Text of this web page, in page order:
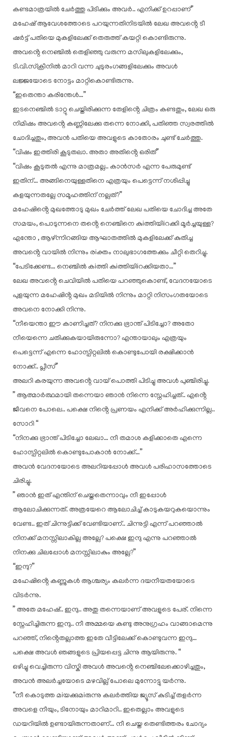
കണ്ടമാത്രയിൽ ചേർത്തു പിടിക്കും അവർ.. എനിക്ക് ഉറപ്പാണ്”
മഹേഷ് ആവേശത്തോടെ പറയുന്നതിനിടയിൽ ലേഖ അവൻ്റെ ടീ
ഷർട്ട് പതിയെ മുകളിലേക്ക് തെരുത്ത് കയറ്റി കൊണ്ടിരുന്നു.
അവൻ്റെ നെഞ്ചിൽ തെളിഞ്ഞു വരുന്ന മസിലുകളിലേക്കും,
ടി.വി.സ്ക്രീനിൽ മാറി വന്ന ചുടുരംഗങ്ങളിലേക്കും അവൾ
ലജ്ജയോടെ നോട്ടം മാറ്റികൊണ്ടിരുന്നു.
“ഇതെന്താ കരിന്തേൾ…”
ഇടനെഞ്ചിൽ ടാറ്റു ചെയ്തിരിക്കുന്ന തേളിൻ്റെ ചിത്രം കണ്ടതും, ലേഖ ഒരു
നിമിഷം അവൻ്റെ കണ്ണിലേക്കു തന്നെ നോക്കി, പതിഞ്ഞ സ്വരത്തിൽ
ചോദിച്ചതും, അവൻ പതിയെ അവളുടെ കാതോരം ചുണ്ട് ചേർത്തു.
“വിഷം ഇത്തിരി കൂടുതലാ. അതാ അതിൻ്റെ ഒരിത്”
“വിഷം കൂടുതൽ എന്നു മാത്രമല്ല.. കാൻസർ എന്ന പേരുമുണ്ട്
ഇതിന്… അങ്ങിനെയുള്ളതിനെ എത്രയും പെട്ടെന്ന് നശിപ്പിച്ചു
കളയുന്നതല്ലേ സമൂഹത്തിന് നല്ലത്?”
മഹേഷിൻ്റെ മുഖത്തോടു മുഖം ചേർത്ത് ലേഖ പതിയെ ചോദിച്ച അതേ
സമയം, പൊടുന്നനെ തൻ്റെ നെഞ്ചിനെ കുiത്തിയിiറക്കി മൂർച്ചയുള്ള?
എന്തോ , ആഴ്ന്നിറങ്ങിയ ആഘാതത്തിൽ മുകളിലേക്ക് കുതിച്ച
അവൻ്റെ വായിൽ നിന്നും രiക്തം നാലുഭാഗത്തേക്കും ചീറ്റി തെറിച്ചു.
“പേടിക്കേണ്ട… നെഞ്ചിൽ കiത്തി കുiത്തിയിiറക്കിയതാ…”
ലേഖ അവൻ്റെ ചെവിയിൽ പതിയെ പറഞ്ഞുകൊണ്ട്, വേദനയോടെ
പുളയുന്ന മഹേഷിൻ്റ മുഖം മടിയിൽ നിന്നും മാറ്റി നിസംഗതയോടെ
അവനെ നോക്കി നിന്നു.
“നീയെന്താ ഈ കാണിച്ചത്? നിനക്കു ഭ്രാന്ത് പിടിച്ചോ? അതോ
നീയെന്നെ ചതിക്കുകയായിരുന്നോ? എന്തായാലും എത്രയും
പെട്ടെന്ന് എന്നെ ഹോസ്പിറ്റലിൽ കൊണ്ടുപോയി രക്ഷിക്കാൻ
നോക്ക്.. പ്ലീസ്”
അലറി കരയുന്ന അവൻ്റെ വായ് പൊത്തി പിടിച്ചു അവൾ പുഞ്ചിരിച്ചു.
” ആത്മാർത്ഥമായി തന്നെയാ ഞാൻ നിന്നെ സ്നേഹിച്ചത്.. എൻ്റെ
ജീവനെ പോലെ.. പക്ഷെ നിൻ്റെ പ്രണയം എനിക്ക് അർഹിക്കുന്നില്ല..
സോറി “
“നിനക്കു ഭ്രാന്ത് പിടിച്ചോ ലേഖാ… നീ തമാശ കളിക്കാതെ എന്നെ
ഹോസ്പിറ്റലിൽ കൊണ്ടുപോകാൻ നോക്ക്…”
അവൻ വേദനയോടെ അലറിയപ്പോൾ അവൾ പരിഹാസത്തോടെ
ചിരിച്ചു.
” ഞാൻ ഇത് എന്തിന് ചെയ്തതെന്നാവും നീ ഇപ്പോൾ
ആലോചിക്കുന്നത്. അത്രയേറെ ആലോചിച്ച് കാടുകയറുകയൊന്നും
വേണ്ട.. ഇത് ചിന്നുട്ടിക്ക് വേണ്ടിയാണ്.. ചിന്നുട്ടി എന്ന് പറഞ്ഞാൽ
നിനക്ക് മനസ്സിലാകില്ല അല്ലേ? പക്ഷെ ഇന്ദു എന്നു പറഞ്ഞാൽ
നിനക്കു ചിലപ്പോൾ മനസ്സിലാകും അല്ലേ?”
“ഇന്ദു?”
മഹേഷിൻ്റെ കണ്ണുകൾ ആശ്ചര്യം കലർന്ന ദയനീയതയോടെ
വിടർന്നു.
” അതേ മഹേഷ്.. ഇന്ദു.. അതു തന്നെയാണ് അവളുടെ പേര്. നിന്നെ
സ്നേഹിച്ചിരുന്ന ഇന്ദു.. നീ അമ്മയെ കണ്ടു അനുഗ്രഹം വാങ്ങാമെന്നു
പറഞ്ഞ്, നിൻ്റെതല്ലാത്ത ഇതേ വീട്ടിലേക്ക് കൊണ്ടുവന്ന ഇന്ദു…
പക്ഷെ അവൾ ഞങ്ങളുടെ പ്രിയപ്പെട്ട ചിന്നു ആയിരുന്നു. “
ഒഴിച്ചു വെച്ചിരുന്ന വിസ്കി അവൾ അവൻ്റെ നെഞ്ചിലേക്കൊഴിച്ചതും,
അവൻ അലർച്ചയോടെ മഴവില്ല് പോലെ മുന്നോട്ടു യർന്നു.
“നീ കൊടുത്ത മiയക്കുമiരുന്നു കലർത്തിയ ജ്യൂസ് കുടിച്ച് തളർന്ന
അവളെ നീയും, ടിനോയും മാറിമാറി.. ഇതെല്ലാം അവളുടെ
ഡയറിയിൽ ഉണ്ടായിരുന്നതാണ്… നീ ചെയ്ത തെണ്ടിത്തരം ചോദ്യം